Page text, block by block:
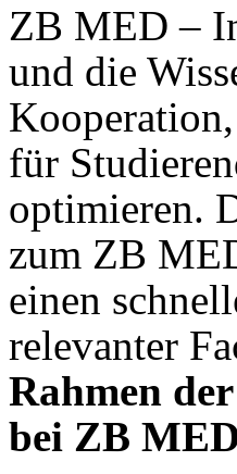
ZB MED –
und die
für
optimieren.
zum ZB
einen
relevanter
Rahmen
bei ZB